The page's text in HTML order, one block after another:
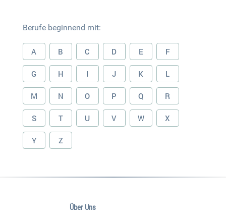
Berufe beginnend mit:
A B C D E F
G H I J K L
M N O P Q R
S T U V W X
Y Z
Über Uns